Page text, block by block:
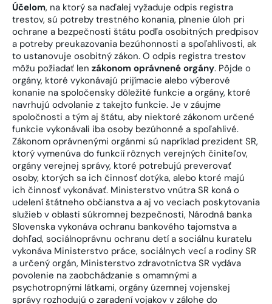
Účelom, na ktorý sa naďalej vyžaduje odpis registra
trestov, sú potreby trestného konania, plnenie úloh pri
ochrane a bezpečnosti štátu podľa osobitných predpisov
a potreby preukazovania bezúhonnosti a spoľahlivosti, ak
to ustanovuje osobitný zákon. O odpis registra trestov
môžu požiadať len zákonom oprávnené orgány. Pôjde o
orgány, ktoré vykonávajú prijímacie alebo výberové
konanie na spoločensky dôležité funkcie a orgány, ktoré
navrhujú odvolanie z takejto funkcie. Je v záujme
spoločnosti a tým aj štátu, aby niektoré zákonom určené
funkcie vykonávali iba osoby bezúhonné a spoľahlivé.
Zákonom oprávnenými orgánmi sú napríklad prezident SR,
ktorý vymenúva do funkcií rôznych verejných činiteľov,
orgány verejnej správy, ktoré potrebujú preverovať
osoby, ktorých sa ich činnosť dotýka, alebo ktoré majú
ich činnosť vykonávať. Ministerstvo vnútra SR koná o
udelení štátneho občianstva a aj vo veciach poskytovania
služieb v oblasti súkromnej bezpečnosti, Národná banka
Slovenska vykonáva ochranu bankového tajomstva a
dohľad, sociálnoprávnu ochranu detí a sociálnu kuratelu
vykonáva Ministerstvo práce, sociálnych vecí a rodiny SR
a určený orgán, Ministerstvo zdravotníctva SR vydáva
povolenie na zaobchádzanie s omamnými a
psychotropnými látkami, orgány územnej vojenskej
správy rozhodujú o zaradení vojakov v zálohe do